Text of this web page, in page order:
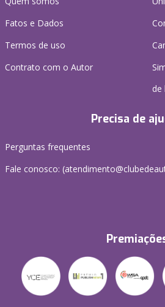
Fatos e Dados
Termos de uso
Contrato com o Autor
de
Precisa de
Perguntas frequentes
Fale conosco: